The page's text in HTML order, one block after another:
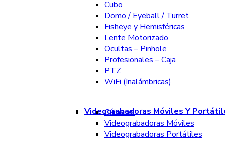
Cubo
Domo / Eyeball / Turret
Fisheye y Hemisféricas
Lente Motorizado
Ocultas – Pinhole
Profesionales – Caja
PTZ
WiFi (Inalámbricas)
Videograbadoras Móviles Y
Cámaras
Videograbadoras Móviles
Videograbadoras Portátiles